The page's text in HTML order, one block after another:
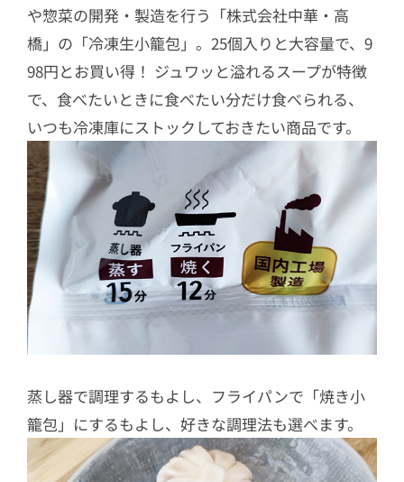
や惣菜の開発・製造を行う「株式会社中華・高
橋」の「冷凍生小籠包」。25個入りと大容量で、9
98円とお買い得！ ジュワッと溢れるスープが特徴
で、食べたいときに食べたい分だけ食べられる、
いつも冷凍庫にストックしておきたい商品です。
蒸し器で調理するもよし、フライパンで「焼き小
籠包」にするもよし、好きな調理法も選べます。